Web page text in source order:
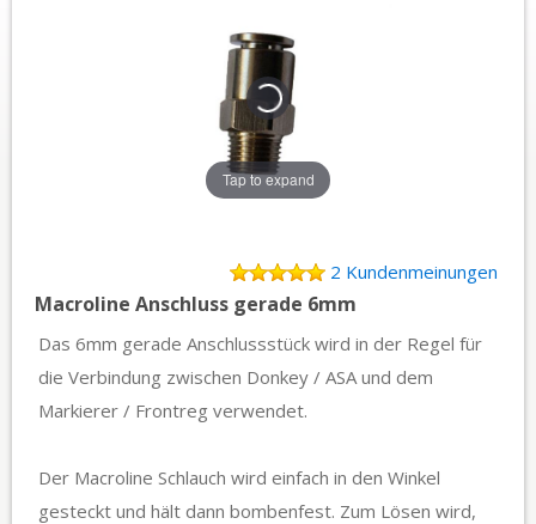
Tap to expand
2 Kundenmeinungen
Macroline Anschluss gerade 6mm
Das 6mm gerade Anschlussstück wird in der Regel für
die Verbindung zwischen Donkey / ASA und dem
Markierer / Frontreg verwendet.
Der Macroline Schlauch wird einfach in den Winkel
gesteckt und hält dann bombenfest. Zum Lösen wird,